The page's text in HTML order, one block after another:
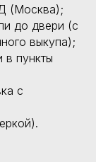
(Москва);
до двери (с
выкупа);
в пункты
с